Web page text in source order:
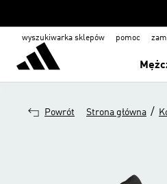
wyszukiwarka sklepów pomoc
Powrót Strona główna /